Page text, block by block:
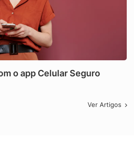
o app Celular Seguro
Ver Artigos